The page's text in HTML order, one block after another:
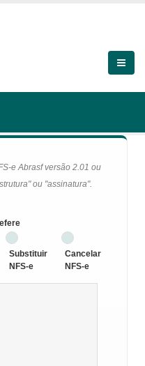
e Abrasf versão 2.01 ou
ou "assinatura".
Substituir
NFS-e
Cancelar
NFS-e